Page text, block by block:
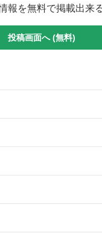
報を無料で掲載出来
投稿画面へ (無料)